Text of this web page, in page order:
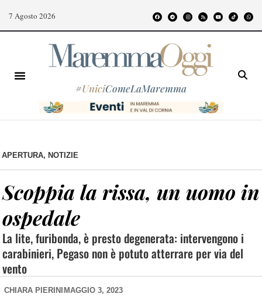
7 Agosto 2026
#UniciComeLaMaremma
APERTURA, NOTIZIE
Scoppia la rissa, un uomo in
ospedale
La lite, furibonda, è presto degenerata: intervengono i
carabinieri, Pegaso non è potuto atterrare per via del
vento
CHIARA PIERINI MAGGIO 3, 2023